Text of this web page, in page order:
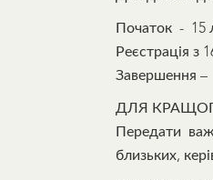
Початок - 15
Реєстрація з
Завершення –
ДЛЯ
Передати
близьких,